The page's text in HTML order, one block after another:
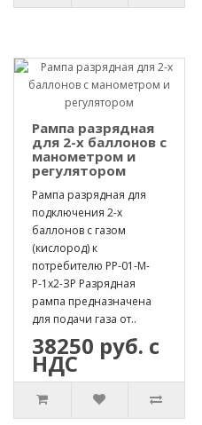
Рампа разрядная
для 2-х баллонов с
манометром и
регулятором
Рампа разрядная для
подключения 2-х
баллонов с газом
(кислород) к
потребителю РР-01-М-
Р-1х2-ЗР Разрядная
рампа предназначена
для подачи газа от..
38250 руб. с
НДС